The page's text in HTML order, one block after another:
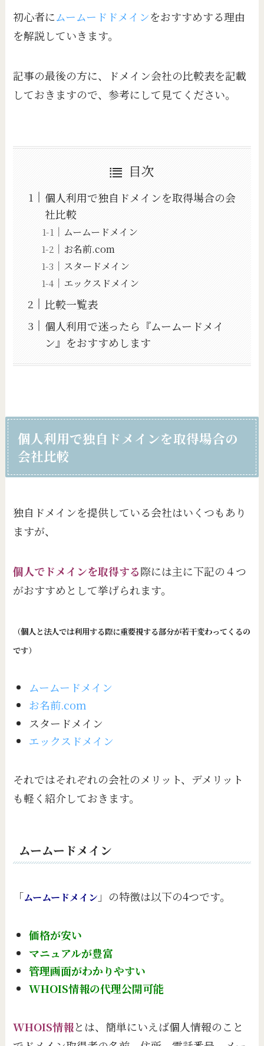
初心者にムームードドメインをおすすめする理由
を解説していきます。
記事の最後の方に、ドメイン会社の比較表を記載
しておきますので、参考にして見てください。
目次
個人利用で独自ドメインを取得場合の会
社比較
ムームードメイン
お名前.com
スタードメイン
エックスドメイン
比較一覧表
個人利用で迷ったら『ムームードメイ
ン』をおすすめします
個人利用で独自ドメインを取得場合の
会社比較
独自ドメインを提供している会社はいくつもあり
ますが、
個人でドメインを取得する際には主に下記の４つ
がおすすめとして挙げられます。
（個人と法人では利用する際に重要視する部分が若干変わってくるの
です）
ムームードメイン
お名前.com
スタードメイン
エックスドメイン
それではそれぞれの会社のメリット、デメリット
も軽く紹介しておきます。
ムームードメイン
「ムームードメイン 」の特徴は以下の4つです。
価格が安い
マニュアルが豊富
管理画面がわかりやすい
WHOIS情報の代理公開可能
WHOIS情報とは、簡単にいえば個人情報のこと